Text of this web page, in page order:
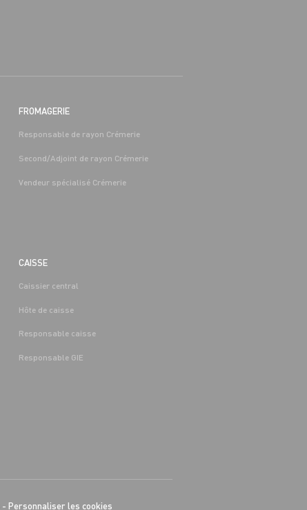
FROMAGERIE
Responsable de rayon Crémerie
Second/Adjoint de rayon Crémerie
Vendeur spécialisé Crémerie
CAISSE
Caissier central
Hôte de caisse
Responsable caisse
Responsable GIE
- Personnaliser les cookies